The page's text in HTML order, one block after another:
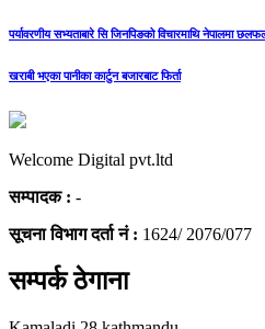
पर्यावरणीय सभ्यताबारे सि जिनपिङको विचारमाथि नेपालमा
खराबी भएका पानीका कार्टुन बजारबाट फिर्ता
Welcome Digital pvt.ltd
सम्पादक : -
सूचना विभाग दर्ता नं : 1624/ 2076/077
सम्पर्क ठेगाना